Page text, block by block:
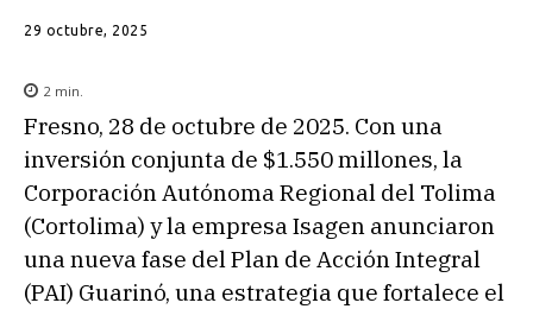
29 octubre, 2025
2 min.
Fresno, 28 de octubre de 2025. Con una
inversión conjunta de $1.550 millones, la
Corporación Autónoma Regional del Tolima
(Cortolima) y la empresa Isagen anunciaron
una nueva fase del Plan de Acción Integral
(PAI) Guarinó, una estrategia que fortalece el